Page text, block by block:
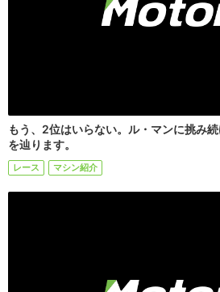
もう、2位はいらない。ル・マンに挑み
を辿ります。
レース マシン紹介